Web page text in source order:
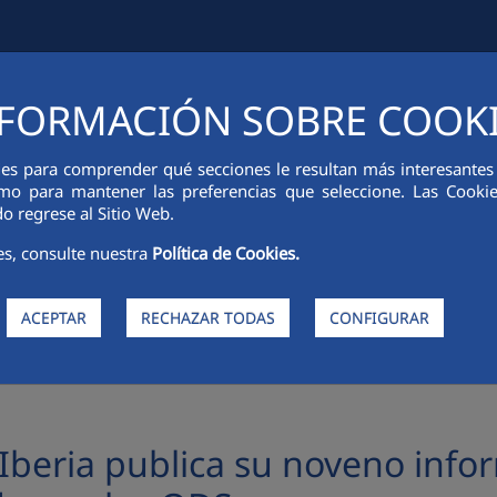
SOBRE
para comprender qué secciones le resultan más
para mantener las preferencias que seleccione. Las
regrese al Sitio Web.
consulte nuestra Política de Cookies.
ACEPTAR RECHAZAR TODAS CONFIGURAR
FINANCIERA INNOVACIÓN SOSTENIBILIDAD PERSONAS
publica su noveno